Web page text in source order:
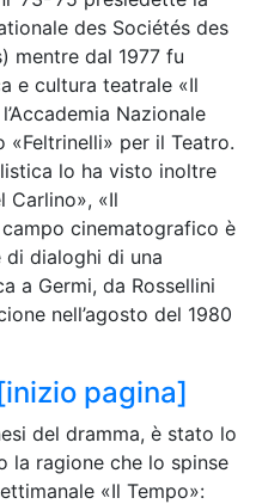
des Sociétés des
mentre dal 1977 fu
e cultura teatrale «Il
Nazionale
per il Teatro.
lo ha visto inoltre
Carlino», «Il
cinematografico è
dialoghi di una
a Germi, da Rossellini
nell’agosto del 1980
pagina]
del dramma, è stato lo
la ragione che lo spinse
«Il Tempo»: